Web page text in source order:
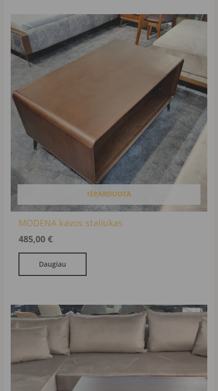
IŠPARDUOTA
MODENA kavos staliukas
485,00€
Daugiau